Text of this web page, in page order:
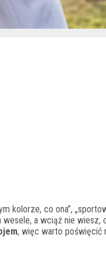
kolorze, co ona”,
wesele, a wciąż nie
, więc warto poświęcić